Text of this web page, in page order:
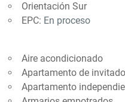
Orientación Sur
EPC: En proceso
Aire acondicionado
Apartamento de
Apartamento